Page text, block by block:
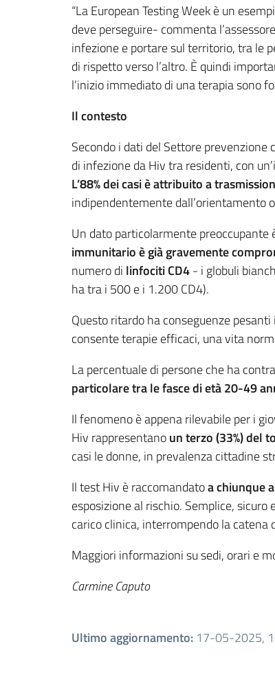
“La European Testing Week è un
deve perseguire- commenta
infezione e portare sul territorio, tra le
di rispetto verso l’altro. È quindi
l’inizio immediato di una terapia sono
Il contesto
Secondo i dati del Settore
di infezione da Hiv tra residenti, con
L’88% dei casi è attribuito a
indipendentemente dall’orientamento
Un dato particolarmente preoccupante
immunitario è già gravemente
numero di linfociti CD4- i globuli
ha tra i 500 e i 1.200 CD4).
Questo ritardo ha conseguenze
consente terapie efficaci, una vita
La percentuale di persone che ha
particolare tra le fasce di età 20-49
Il fenomeno è appena rilevabile per i
Hiv rappresentanoun terzo (33%) del
casi le donne, in prevalenza cittadine
Il test Hiv è raccomandatoa chiunque
esposizione al rischio. Semplice,
carico clinica, interrompendo la
Maggiori informazioni su sedi, orari e
Carmine Caputo
Ultimo aggiornamento: 17-05-2025,